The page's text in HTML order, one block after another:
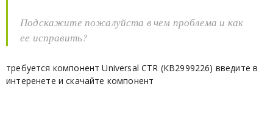
Подскажите пожалуйста в чем проблема и как
ее исправить?
требуется компонент Universal CTR (КВ2999226) введите в
интеренете и скачайте компонент